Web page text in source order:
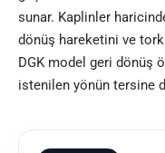
sunar. Kaplinler
dönüş hareketini ve
DGK model geri dönüş
istenilen yönün tersine